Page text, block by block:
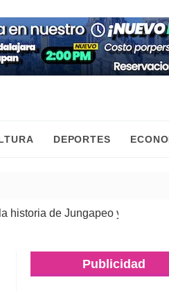
DEPORTES
de Jungapeo y del Oriente del
Publicidad